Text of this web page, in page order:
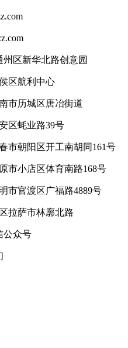
区新华北路创意园
航利中心
历城区唐冶街道
蚝业路39号
朝阳区开工南胡同161号
小店区体育南路168号
官渡区广福路4889号
萨市林廓北路